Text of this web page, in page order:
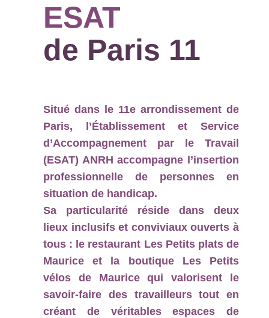
ESAT
de Paris 11
Situé dans le 11e arrondissement de
Paris, l’Établissement et Service
d’Accompagnement par le Travail
(ESAT) ANRH accompagne l’insertion
professionnelle de personnes en
situation de handicap.
Sa particularité réside dans deux
lieux inclusifs et conviviaux ouverts à
tous : le restaurant Les Petits plats de
Maurice et la boutique Les Petits
vélos de Maurice qui valorisent le
savoir-faire des travailleurs tout en
créant de véritables espaces de